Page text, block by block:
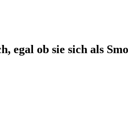
egal ob sie sich als